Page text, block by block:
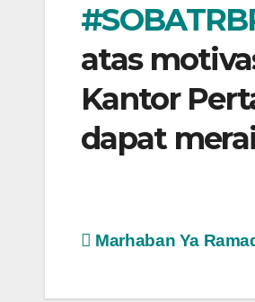
atas
Kantor
dapat
Post
Marhaban Ya